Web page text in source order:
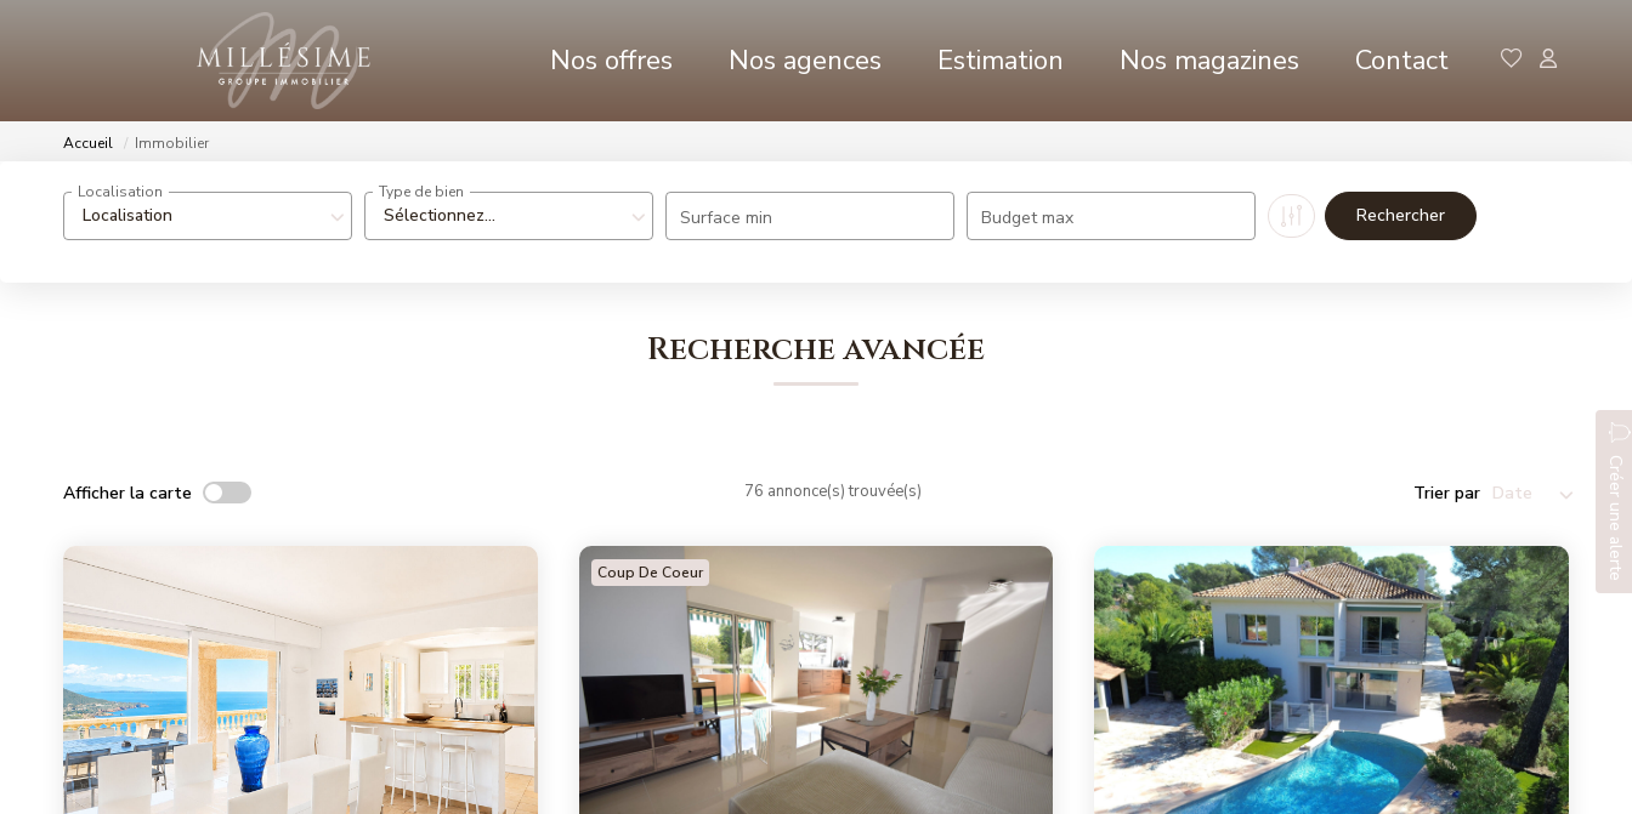
Nos offres Nos agences Estimation Nos magazines Contact
Accueil Immobilier
Localisation
Localisation
Sélectionnez...
Type de bien
Surface min Budget max
Recherche avancée
Créer une alerte
Afficher la carte 76 annonce(s) trouvée(s) Trier par
Coup De Coeur